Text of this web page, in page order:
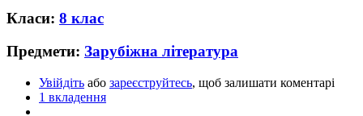
Класи: 8 клас
Предмети: Зарубіжна література
Увійдіть або зареєструйтесь, щоб залишати коментарі
1 вкладення